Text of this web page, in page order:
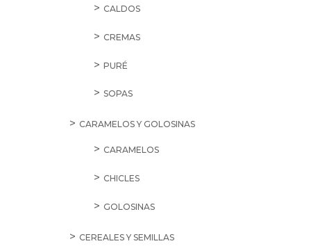
CALDOS
CREMAS
PURÉ
SOPAS
CARAMELOS Y GOLOSINAS
CARAMELOS
CHICLES
GOLOSINAS
CEREALES Y SEMILLAS